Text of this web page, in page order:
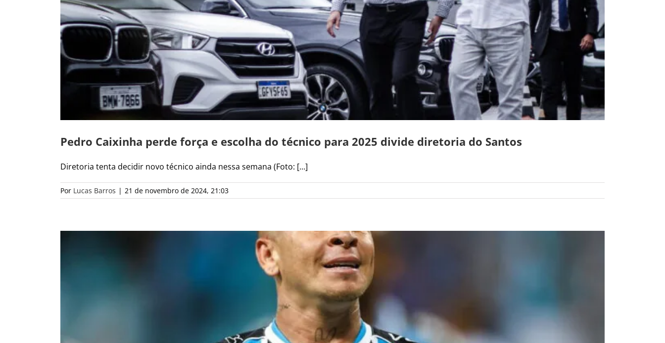
Pedro Caixinha perde força e escolha do técnico para 2025 divide diretoria do Santos
Diretoria tenta decidir novo técnico ainda nessa semana (Foto: [...]
Por Lucas Barros | 21 de novembro de 2024, 21:03